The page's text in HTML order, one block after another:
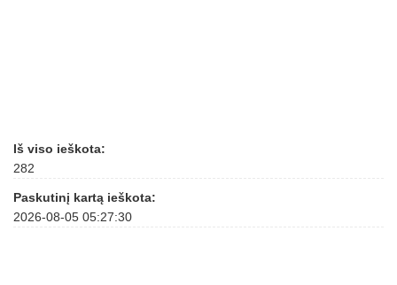
Iš viso ieškota:
282
Paskutinį kartą ieškota:
2026-08-05 05:27:30